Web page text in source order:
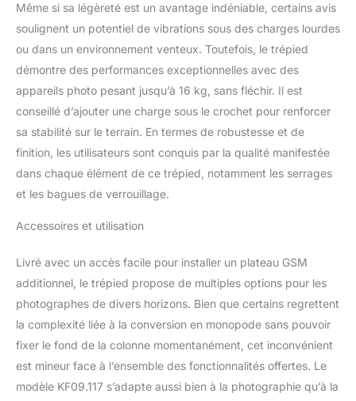
précision pour capturer
la beauté des paysages.
La capacité de charge
est de 16KG.
【Monopode
Détachable】Ce trépied
photo peut être
transformé en
monopode.Il inverse la
colonne centrale pour
réaliser des prises de vue
en contre-plongée, de la
Même si sa légèreté est un avantage indéniable, certains avis
soulignent un potentiel de vibrations sous des charges lourdes
ou dans un environnement venteux. Toutefois, le trépied
démontre des performances exceptionnelles avec des
appareils photo pesant jusqu’à 16 kg, sans fléchir. Il est
conseillé d’ajouter une charge sous le crochet pour renforcer
sa stabilité sur le terrain. En termes de robustesse et de
finition, les utilisateurs sont conquis par la qualité manifestée
dans chaque élément de ce trépied, notamment les serrages
et les bagues de verrouillage.
Accessoires et utilisation
Livré avec un accès facile pour installer un plateau GSM
additionnel, le trépied propose de multiples options pour les
photographes de divers horizons. Bien que certains regrettent
la complexité liée à la conversion en monopode sans pouvoir
fixer le fond de la colonne momentanément, cet inconvénient
est mineur face à l’ensemble des fonctionnalités offertes. Le
modèle KF09.117 s’adapte aussi bien à la photographie qu’à la